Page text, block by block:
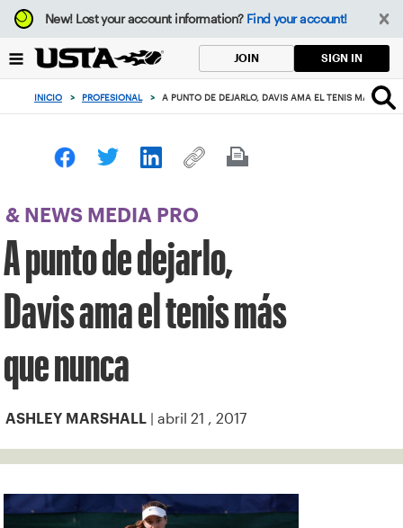
Enfoque
desde
botón
volver
principio
New!Lost your account information? Find your account!
JOIN SIGN IN
INICIO > PROFESIONAL > A PUNTO DE DEJARLO, DAVIS AMA EL TENIS MÁS QUE
& NEWS MEDIA PRO
A punto de dejarlo,
Davis ama el tenis más
que nunca
ASHLEY MARSHALL | abril 21 , 2017